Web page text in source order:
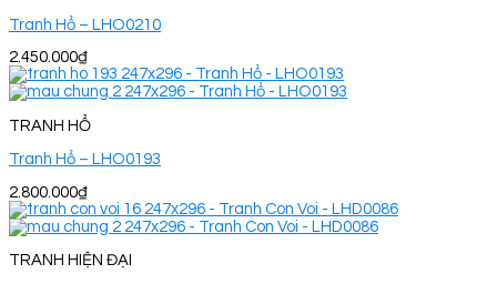
Tranh Hổ – LHO0210
2.450.000₫
TRANH HỔ
Tranh Hổ – LHO0193
2.800.000₫
TRANH HIỆN ĐẠI